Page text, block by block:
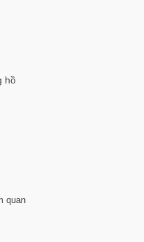
hồ
quan